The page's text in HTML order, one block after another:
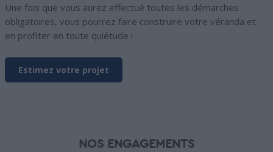
Une fois que vous aurez effectué toutes les démarches
obligatoires, vous pourrez faire construire votre véranda et
en profiter en toute quiétude !
Estimez votre projet
NOS ENGAGEMENTS